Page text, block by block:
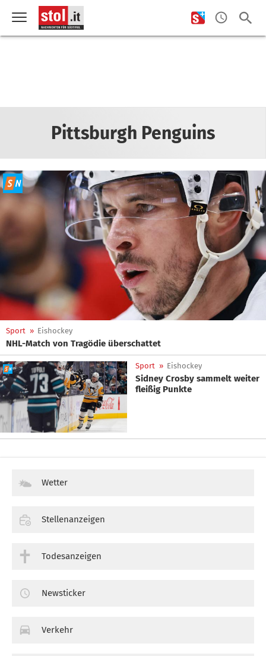
Pittsburgh Penguins
Sport » Eishockey
NHL-Match von Tragödie überschattet
Sport » Eishockey
Sidney Crosby sammelt weiter
fleißig Punkte
Wetter
Stellenanzeigen
Todesanzeigen
Newsticker
Verkehr